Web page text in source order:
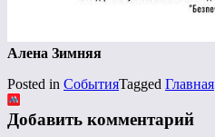
Алена Зимняя
Posted in СобытияTagged Главная
Добавить комментарий